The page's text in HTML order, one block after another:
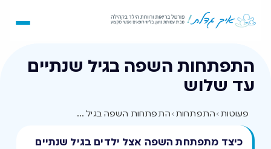
התפתחות השפה בגיל שנתיים
עד שלוש
פעוטות›התפתחות› התפתחות השפה בגיל שנתיים עד שלוש
כיצד מתפתחת השפה אצל ילדים בגיל שנתיים